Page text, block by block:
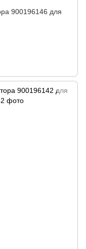
900196146 для